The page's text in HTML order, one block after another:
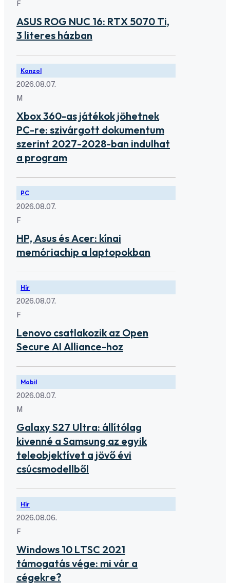
F
ASUS ROG NUC 16: RTX 5070 Ti,
3 literes házban
Konzol
2026.08.07.
M
Xbox 360-as játékok jöhetnek
PC-re: szivárgott dokumentum
szerint 2027-2028-ban indulhat
a program
PC
2026.08.07.
F
HP, Asus és Acer: kínai
memóriachip a laptopokban
Hír
2026.08.07.
F
Lenovo csatlakozik az Open
Secure AI Alliance-hoz
Mobil
2026.08.07.
M
Galaxy S27 Ultra: állítólag
kivenné a Samsung az egyik
teleobjektívet a jövő évi
csúcsmodellből
Hír
2026.08.06.
F
Windows 10 LTSC 2021
támogatás vége: mi vár a
cégekre?